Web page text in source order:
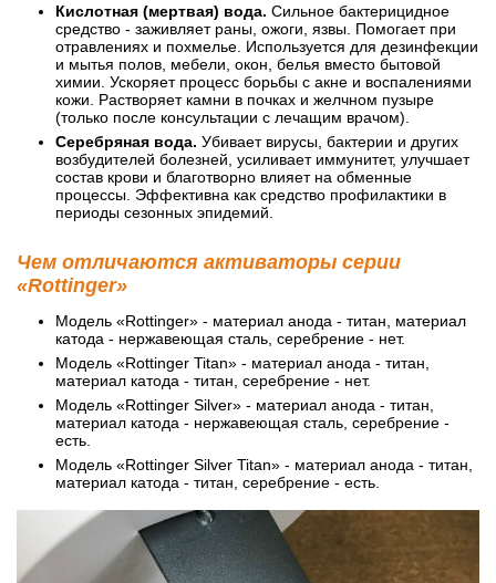
Кислотная (мертвая) вода. Сильное бактерицидное
средство - заживляет раны, ожоги, язвы. Помогает при
отравлениях и похмелье. Используется для дезинфекции
и мытья полов, мебели, окон, белья вместо бытовой
химии. Ускоряет процесс борьбы с акне и воспалениями
кожи. Растворяет камни в почках и желчном пузыре
(только после консультации с лечащим врачом).
Серебряная вода. Убивает вирусы, бактерии и других
возбудителей болезней, усиливает иммунитет, улучшает
состав крови и благотворно влияет на обменные
процессы. Эффективна как средство профилактики в
периоды сезонных эпидемий.
Чем отличаются активаторы серии
«Rottinger»
Модель «Rottinger» - материал анода - титан, материал
катода - нержавеющая сталь, серебрение - нет.
Модель «Rottinger Titan» - материал анода - титан,
материал катода - титан, серебрение - нет.
Модель «Rottinger Silver» - материал анода - титан,
материал катода - нержавеющая сталь, серебрение -
есть.
Модель «Rottinger Silver Titan» - материал анода - титан,
материал катода - титан, серебрение - есть.